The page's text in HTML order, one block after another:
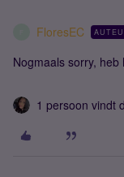
FloresEC
Nogmaals sorry,
1 persoon vindt